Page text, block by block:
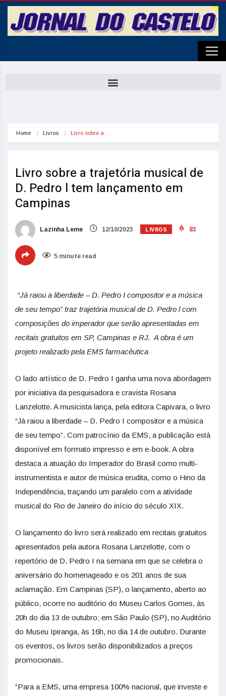
Home Livros Livro sobre a…
Livro sobre a trajetória musical de
D. Pedro l tem lançamento em
Campinas
Lazinha Leme 12/10/2023 LIVROS 83
5 minute read
“Já raiou a liberdade – D. Pedro I compositor e a música
de seu tempo” traz trajetória musical de D. Pedro lcom
composições do imperador que serão apresentadas em
recitais gratuitos em SP, Campinas e RJ. A obra é um
projeto realizado pela EMS farmacêutica
O lado artístico de D. Pedro I ganha uma nova abordagem
por iniciativa da pesquisadora e cravista Rosana
Lanzelotte. A musicista lança, pela editora Capivara, o livro
“Já raiou a liberdade – D. Pedro I compositor e a música
de seu tempo”. Com patrocínio da EMS, a publicação está
disponível em formato impresso e em e-book. A obra
destaca a atuação do Imperador do Brasil como multi-
instrumentista e autor de música erudita, como o Hino da
Independência, traçando um paralelo com a atividade
musical do Rio de Janeiro do início do século XIX.
O lançamento do livro será realizado em recitais gratuitos
apresentados pela autora Rosana Lanzelotte, com o
repertório de D. Pedro I na semana em que se celebra o
aniversário do homenageado e os 201 anos de sua
aclamação. Em Campinas (SP), o lançamento, aberto ao
público, ocorre no auditório do Museu Carlos Gomes, às
20h do dia 13 de outubro; em São Paulo (SP), no Auditório
do Museu Ipiranga, às 16h, no dia 14 de outubro. Durante
os eventos, os livros serão disponibilizados a preços
promocionais.
“Para a EMS, uma empresa 100% nacional, que investe e